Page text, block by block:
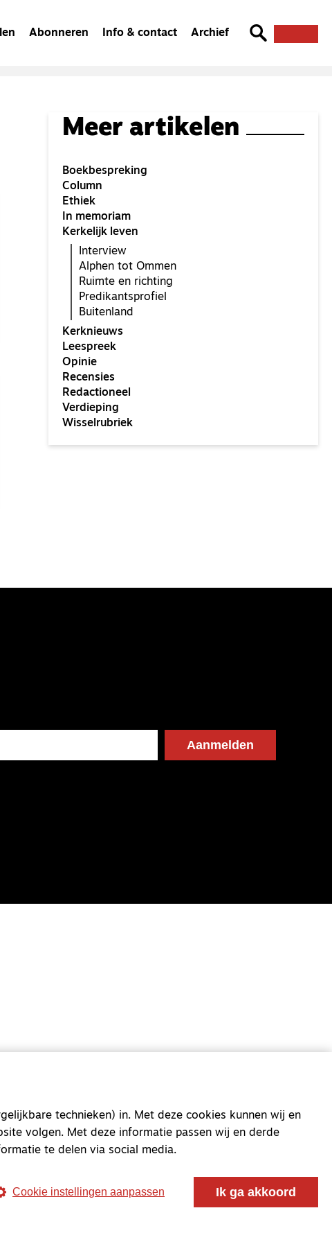
Abonneren Info & contact Archief
Meer artikelen
Boekbespreking
Column
Ethiek
In memoriam
Kerkelijk leven
Interview
Alphen tot Ommen
Ruimte en richting
Predikantsprofiel
Buitenland
Kerknieuws
Leespreek
Opinie
Recensies
Redactioneel
Verdieping
Wisselrubriek
technieken) in. Met deze cookies kunnen wij en
volgen. Met deze informatie passen wij en derde
te delen via social media.
Cookie instellingen aanpassen Ik ga akkoord